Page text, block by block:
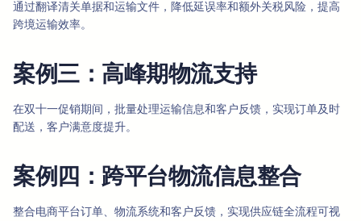
通过翻译清关单据和运输文件，降低延误率和额外关税风险，提高
跨境运输效率。
案例三：高峰期物流支持
在双十一促销期间，批量处理运输信息和客户反馈，实现订单及时
配送，客户满意度提升。
案例四：跨平台物流信息整合
整合电商平台订单、物流系统和客户反馈，实现供应链全流程可视